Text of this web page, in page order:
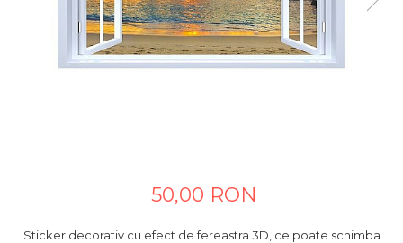
Tablouri canvas personalizate
50,00 RON
Sticker decorativ cu efect de fereastra 3D, ce poate schimba